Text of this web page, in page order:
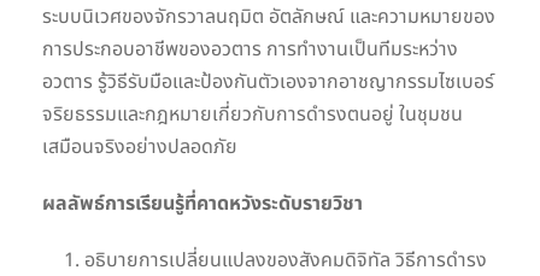
ระบบนิเวศของจักรวาลนฤมิต อัตลักษณ์ และความหมายของ
การประกอบอาชีพของอวตาร การทำงานเป็นทีมระหว่าง
อวตาร รู้วิธีรับมือและป้องกันตัวเองจากอาชญากรรมไซเบอร์
จริยธรรมและกฎหมายเกี่ยวกับการดำรงตนอยู่ ในชุมชน
เสมือนจริงอย่างปลอดภัย
ผลลัพธ์การเรียนรู้ที่คาดหวังระดับรายวิชา
อธิบายการเปลี่ยนแปลงของสังคมดิจิทัล วิธีการดำรง